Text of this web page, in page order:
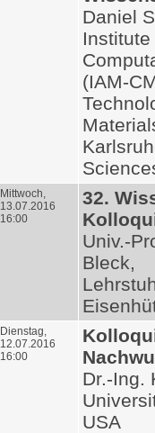
Daniel
(IAM-
Mittwoch,
13.07.2016
16:00
32.
Univ.-
Bleck,
Dienstag,
12.07.2016
16:00
Dr.-Ing.
USA